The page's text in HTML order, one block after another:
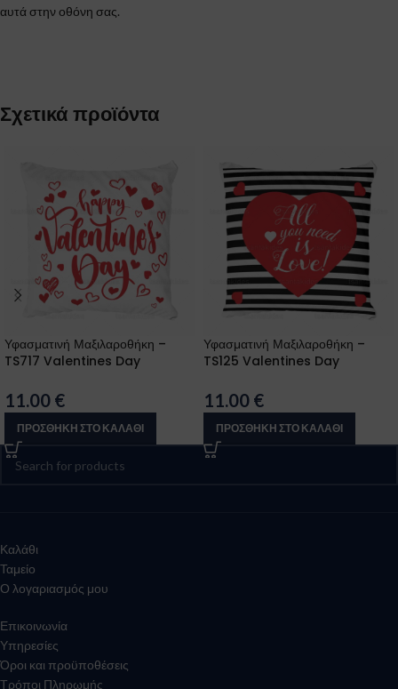
αυτά στην οθόνη σας.
Σχετικά προϊόντα
Υφασματινή Μαξιλαροθήκη –
TS717 Valentines Day
11.00 €
ΠΡΟΣΘΉΚΗ ΣΤΟ ΚΑΛΆΘΙ
Υφασματινή Μαξιλαροθήκη –
TS125 Valentines Day
11.00 €
ΠΡΟΣΘΉΚΗ ΣΤΟ ΚΑΛΆΘΙ
Καλάθι
Ταμείο
Ο λογαριασμός μου
Επικοινωνία
Υπηρεσίες
Όροι και προϋποθέσεις
Τρόποι Πληρωμής